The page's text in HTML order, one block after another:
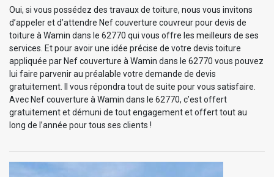
Oui, si vous possédez des travaux de toiture, nous vous invitons
d’appeler et d’attendre Nef couverture couvreur pour devis de
toiture à Wamin dans le 62770 qui vous offre les meilleurs de ses
services. Et pour avoir une idée précise de votre devis toiture
appliquée par Nef couverture à Wamin dans le 62770 vous pouvez
lui faire parvenir au préalable votre demande de devis
gratuitement. Il vous répondra tout de suite pour vous satisfaire.
Avec Nef couverture à Wamin dans le 62770, c’est offert
gratuitement et démuni de tout engagement et offert tout au
long de l’année pour tous ses clients !